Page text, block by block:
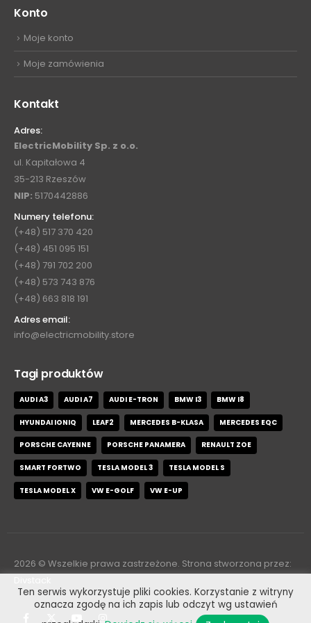
Konto
Moje konto
Moje zamówienia
Kontakt
Adres:
ElectricMobility Sp. z o.o.
ul. Kapitałowa 4
35-213 Rzeszów
NIP: 5170442886
Numery telefonu:
(+48) 517 370 420
(+48) 451 095 151
(+48) 791 702 200
(+48) 573 743 876
(+48) 663 818 191
Adres email:
info@electricmobility.store
Tagi produktów
AUDI A3 AUDI A7 AUDI E-TRON BMW I3 BMW I8
HYUNDAI IONIQ LEAF2 MERCEDES B-KLASA MERCEDES EQC
PORSCHE CAYENNE PORSCHE PANAMERA RENAULT ZOE
SMART FORTWO TESLA MODEL 3 TESLA MODEL S
TESLA MODEL X VW E-GOLF VW E-UP
2026 © Wszelkie prawa zastrzeżone. Strona stworzona przez:
Ten serwis wykorzystuje pliki cookies. Korzystanie z witryny
oznacza zgodę na ich zapis lub odczyt wg ustawień